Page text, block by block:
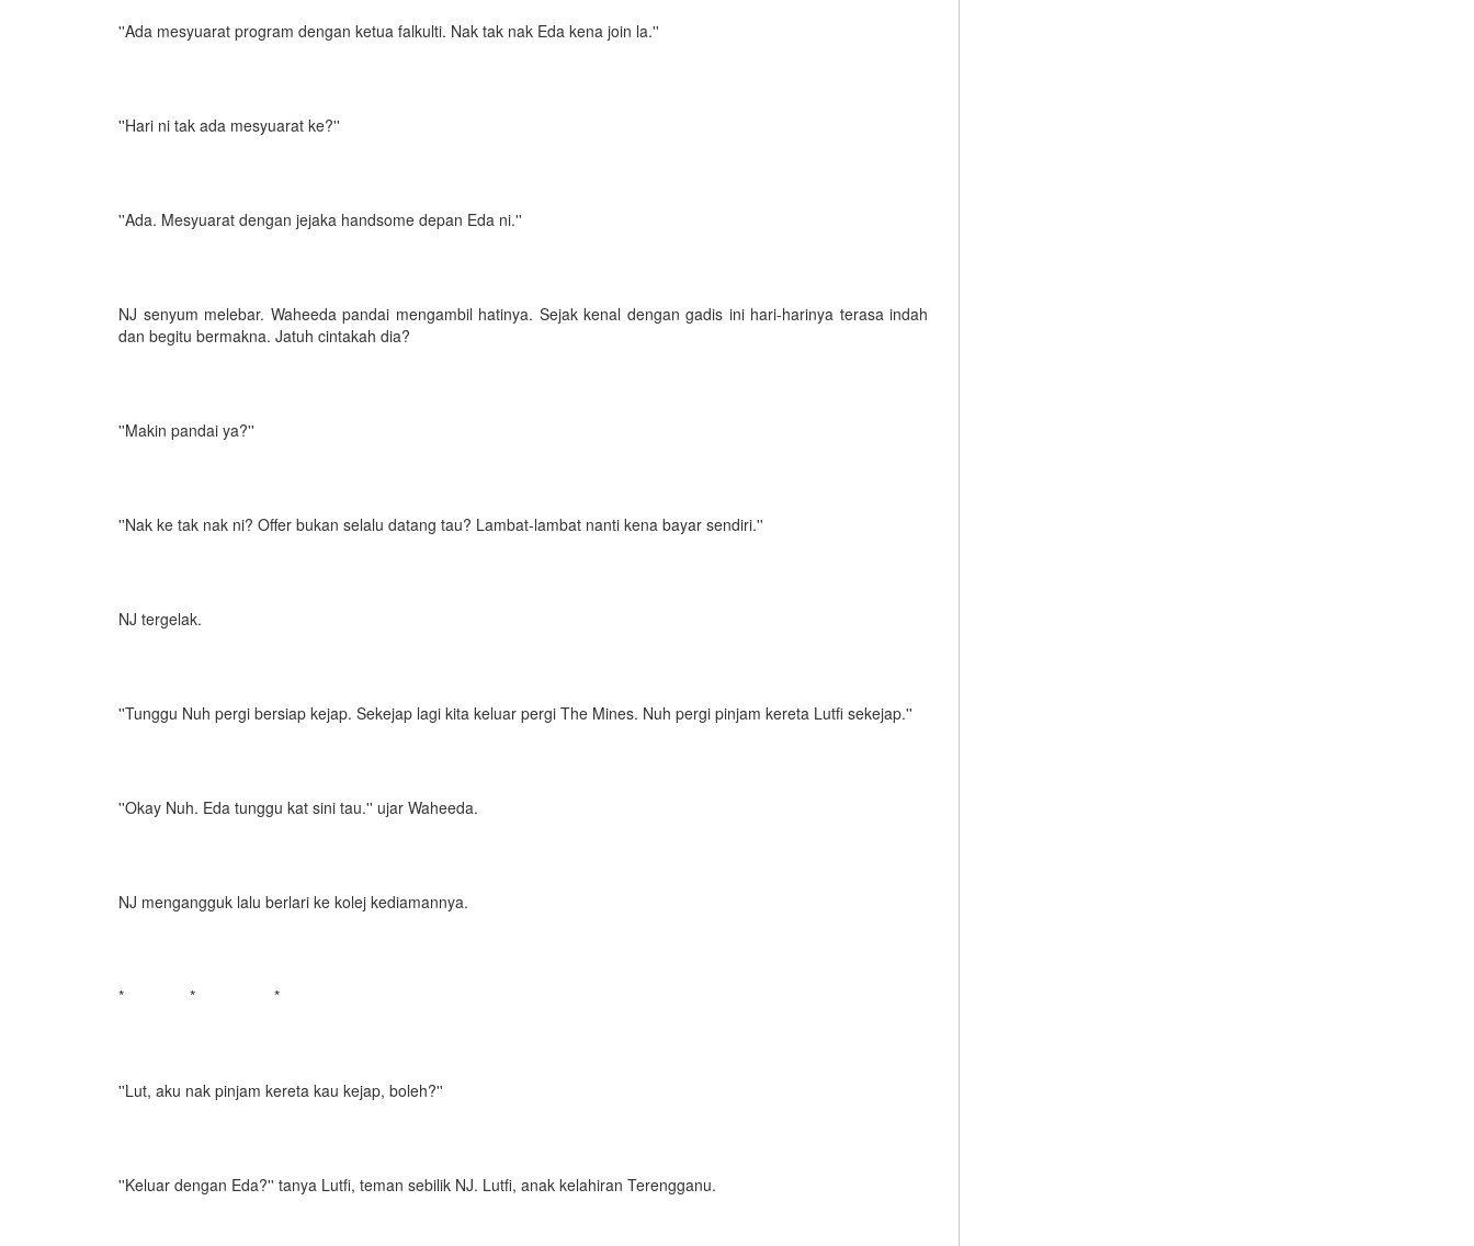
''Ada mesyuarat program dengan ketua falkulti. Nak tak nak Eda kena join la.''
''Hari ni tak ada mesyuarat ke?''
''Ada. Mesyuarat dengan jejaka handsome depan Eda ni.''
NJ senyum melebar. Waheeda pandai mengambil hatinya. Sejak kenal dengan gadis ini hari-harinya terasa indah
dan begitu bermakna. Jatuh cintakah dia?
''Makin pandai ya?''
''Nak ke tak nak ni? Offer bukan selalu datang tau? Lambat-lambat nanti kena bayar sendiri.''
NJ tergelak.
''Tunggu Nuh pergi bersiap kejap. Sekejap lagi kita keluar pergi The Mines. Nuh pergi pinjam kereta Lutfi sekejap.''
''Okay Nuh. Eda tunggu kat sini tau.'' ujar Waheeda.
NJ mengangguk lalu berlari ke kolej kediamannya.
* * *
''Lut, aku nak pinjam kereta kau kejap, boleh?''
''Keluar dengan Eda?'' tanya Lutfi, teman sebilik NJ. Lutfi, anak kelahiran Terengganu.